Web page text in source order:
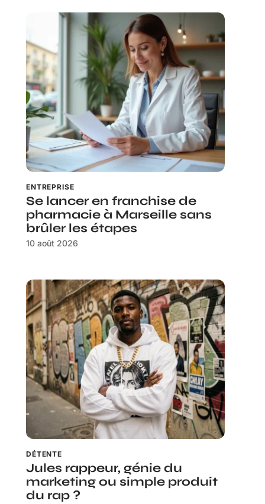
ENTREPRISE
Se lancer en franchise de
pharmacie à Marseille sans
brûler les étapes
10 août 2026
DÉTENTE
Jules rappeur, génie du
marketing ou simple produit
du rap ?